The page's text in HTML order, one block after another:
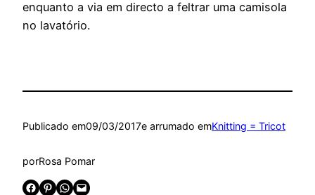
enquanto a via em directo a feltrar uma camisola
no lavatório.
Publicado em09/03/2017e arrumado emKnitting = Tricot
porRosa Pomar
Share on Facebook Share on Pinterest Share on WhatsApp Email this Page